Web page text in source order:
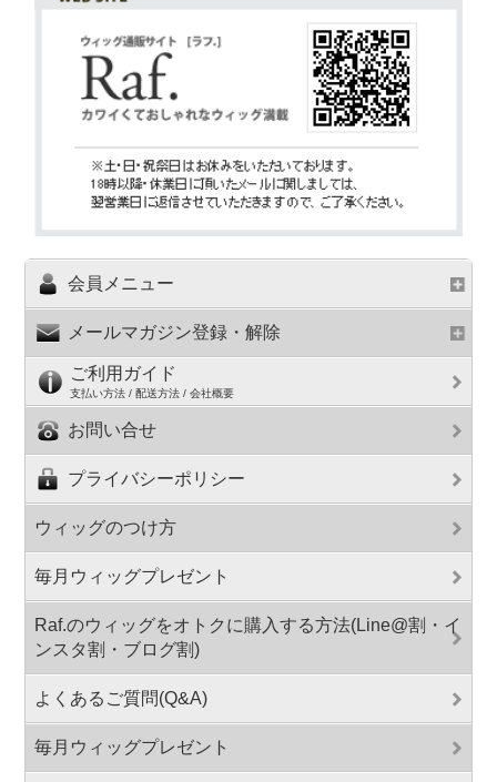
会員メニュー
メールマガジン登録・解除
ご利用ガイド
支払い方法 / 配送方法 / 会社概要
お問い合せ
プライバシーポリシー
ウィッグのつけ方
毎月ウィッグプレゼント
Raf.のウィッグをオトクに購入する方法(Line@割・イ
ンスタ割・ブログ割)
よくあるご質問(Q&A)
毎月ウィッグプレゼント